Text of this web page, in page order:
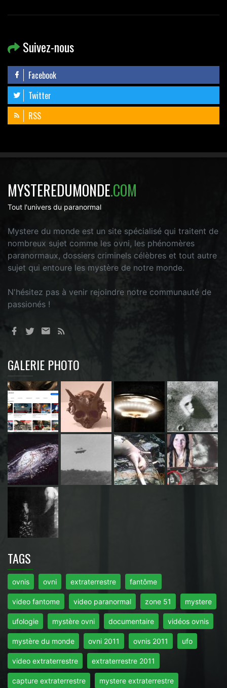
Suivez-nous
Facebook
Twitter
RSS
MYSTEREDUMONDE.COM
Tout l'univers du paranormal
Mystere du monde est un site spécialisé qui traitent de
nombreux sujet comme les ovni, les phénomères
paranormaux, dossiers criminels célèbres et tout autre
sujet qui entoure les mystère de notre monde.
N'hésitez pas à venir rejoindre notre communauté de
passionés !
GALERIE PHOTO
TAGS
ovnis ovni extraterrestre fantôme
video fantome video paranormal zone 51 mystere
ufologie mystère ovni documentaire vidéos ovnis
mystère du monde ovni 2011 ovnis 2011 ufo
video extraterrestre extraterrestre 2011
capture extraterrestre mystere extraterrestre